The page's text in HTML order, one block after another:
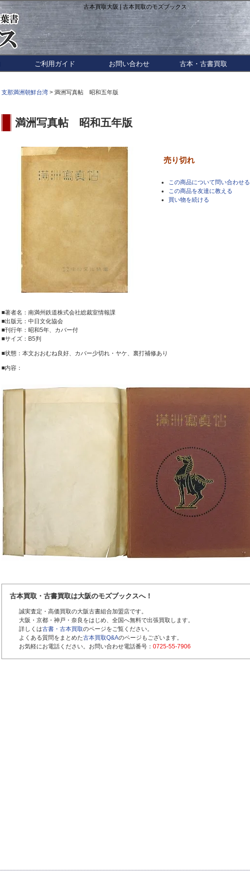
古本買取大阪 | 古本買取のモズブックス
ご利用ガイド お問い合わせ 古本・古書買取
支那満洲朝鮮台湾 > 満洲写真帖 昭和五年版
満洲写真帖 昭和五年版
売り切れ
この商品について問い合わせる
この商品を友達に教える
買い物を続ける
■著者名：南満州鉄道株式会社総裁室情報課
■出版元：中日文化協会
■刊行年：昭和5年、カバー付
■サイズ：B5判
■状態：本文おおむね良好、カバー少切れ・ヤケ、裏打補修あり
■内容：
古本買取・古書買取は大阪のモズブックスへ！
誠実査定・高価買取の大阪古書組合加盟店です。
大阪・京都・神戸・奈良をはじめ、全国へ無料で出張買取します。
詳しくは古書・古本買取のページをご覧ください。
よくある質問をまとめた古本買取Q&Aのページもございます。
お気軽にお電話ください。お問い合わせ電話番号： 0725-55-7906